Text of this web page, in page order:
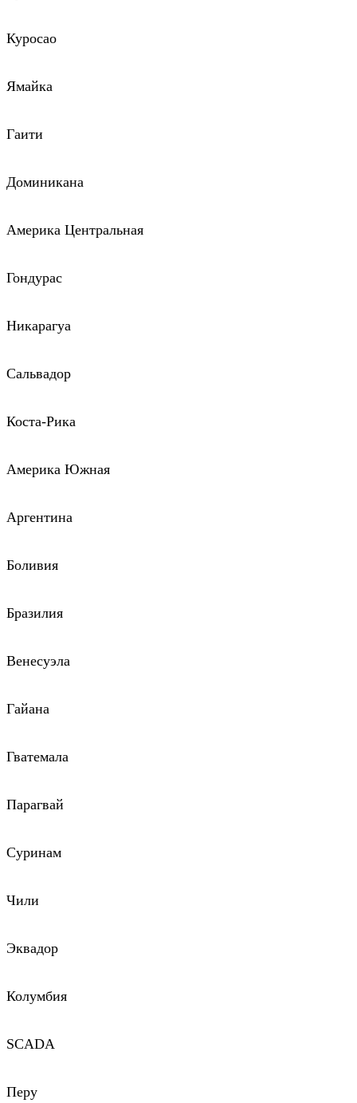
Куросао
Ямайка
Гаити
Доминикана
Америка Центральная
Гондурас
Никарагуа
Сальвадор
Коста-Рика
Америка Южная
Аргентина
Боливия
Бразилия
Венесуэла
Гайана
Гватемала
Парагвай
Суринам
Чили
Эквадор
Колумбия
SCADA
Перу